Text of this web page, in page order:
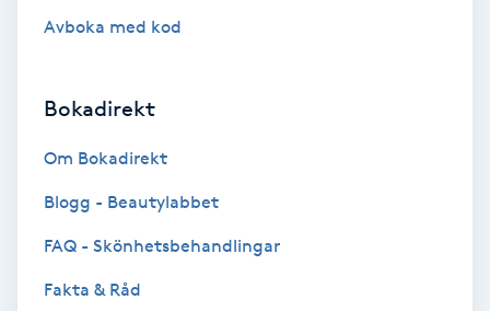
Bröllopsuppsättning
Celluliter
Coachning
Avboka med kod
Bokadirekt
Om Bokadirekt
Blogg - Beautylabbet
FAQ - Skönhetsbehandlingar
Fakta & Råd